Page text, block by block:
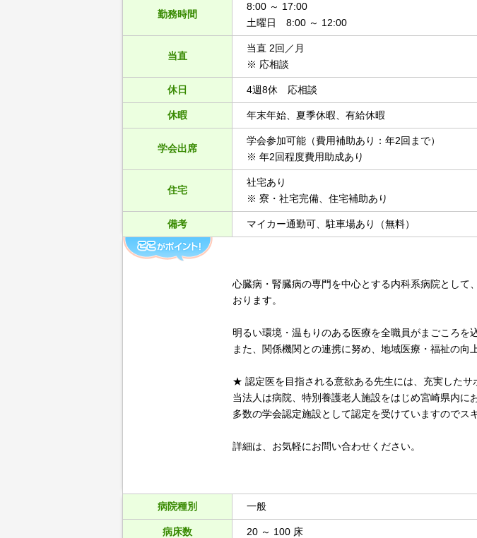
勤務時間
8:00 ～ 17:00
土曜日 8:00 ～ 12:00
当直
当直 2回／月
※ 応相談
休日 4週8休 応相談
休暇 年末年始、夏季休暇、有給休暇
学会出席
学会参加可能（費用補助あり：年2回まで）
※ 年2回程度費用助成あり
住宅
社宅あり
※ 寮・社宅完備、住宅補助あり
備考 マイカー通勤可、駐車場あり（無料）
心臓病・腎臓病の専門を中心とする内科系病院とし
おります。
明るい環境・温もりのある医療を全職員がまごころを
また、関係機関との連携に努め、地域医療・福祉の向
★ 認定医を目指される意欲ある先生には、充実したサ
当法人は病院、特別養護老人施設をはじめ宮崎県内に
多数の学会認定施設として認定を受けていますのでス
詳細は、お気軽にお問い合わせください。
病院種別 一般
病床数 20 ～ 100 床